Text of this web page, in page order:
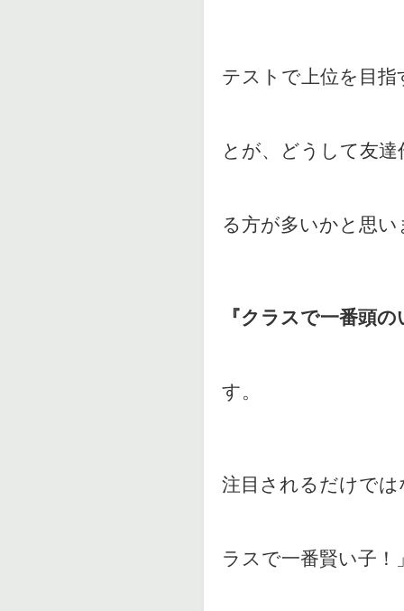
テストで上位を目
とが、どうして友
る方が多いかと思
『クラスで一番頭
す。
注目されるだけで
ラスで一番賢い子